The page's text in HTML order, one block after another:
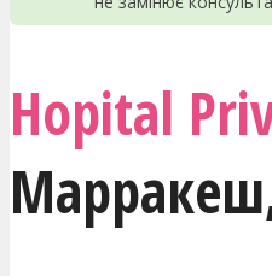
Hopital
Марракеш